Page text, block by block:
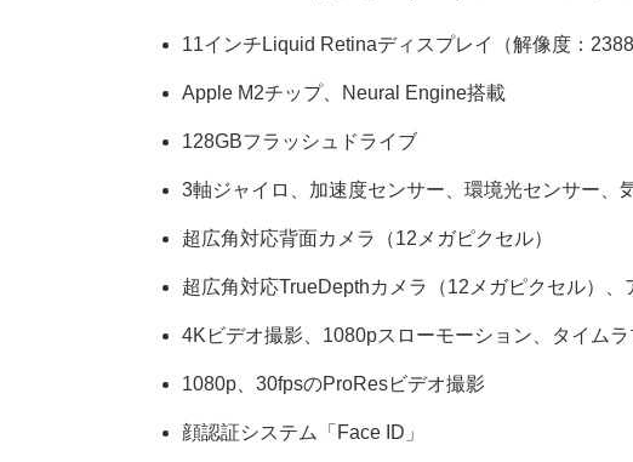
11インチLiquid Retinaディスプレイ（解像度：
Apple M2チップ、Neural Engine搭載
128GBフラッシュドライブ
3軸ジャイロ、加速度センサー、環境光センサー、
超広角対応背面カメラ（12メガピクセル）
超広角対応TrueDepthカメラ（12メガピクセル）
4Kビデオ撮影、1080pスローモーション、タイム
1080p、30fpsのProResビデオ撮影
顔認証システム「Face ID」